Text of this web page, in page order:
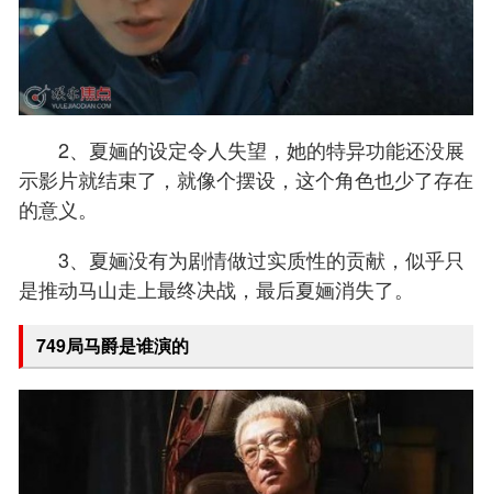
2、夏婳的设定令人失望，她的特异功能还没展
示影片就结束了，就像个摆设，这个角色也少了存在
的意义。
3、夏婳没有为剧情做过实质性的贡献，似乎只
是推动马山走上最终决战，最后夏婳消失了。
749局马爵是谁演的